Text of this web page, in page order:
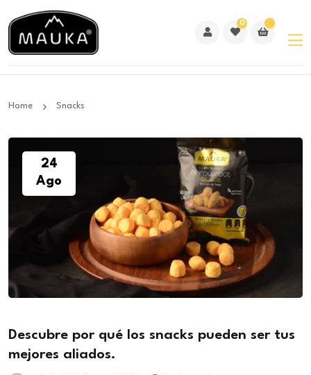
0
Home Snacks
24
Ago
Descubre por qué los snacks pueden ser tus
mejores aliados.